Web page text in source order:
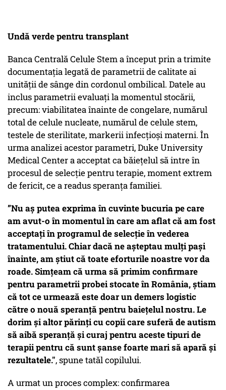
Undă verde pentru transplant
Banca Centrală Celule Stem a început prin a trimite
documentația legată de parametrii de calitate ai
unității de sânge din cordonul ombilical. Datele au
inclus parametrii evaluați la momentul stocării,
precum: viabilitatea înainte de congelare, numărul
total de celule nucleate, numărul de celule stem,
testele de sterilitate, markerii infecțioși materni. În
urma analizei acestor parametri, Duke University
Medical Center a acceptat ca băiețelul să intre în
procesul de selecție pentru terapie, moment extrem
de fericit, ce a readus speranța familiei.
”Nu aș putea exprima în cuvinte bucuria pe care
am avut-o în momentul în care am aflat că am fost
acceptați în programul de selecție în vederea
tratamentului. Chiar dacă ne așteptau mulți pași
înainte, am știut că toate eforturile noastre vor da
roade. Simțeam că urma să primim confirmare
pentru parametrii probei stocate în România, știam
că tot ce urmează este doar un demers logistic
către o nouă speranță pentru baiețelul nostru. Le
dorim și altor părinți cu copii care suferă de autism
să aibă speranță și curaj pentru aceste tipuri de
terapii pentru că sunt șanse foarte mari să apară și
rezultatele.", spune tatăl copilului.
A urmat un proces complex: confirmarea